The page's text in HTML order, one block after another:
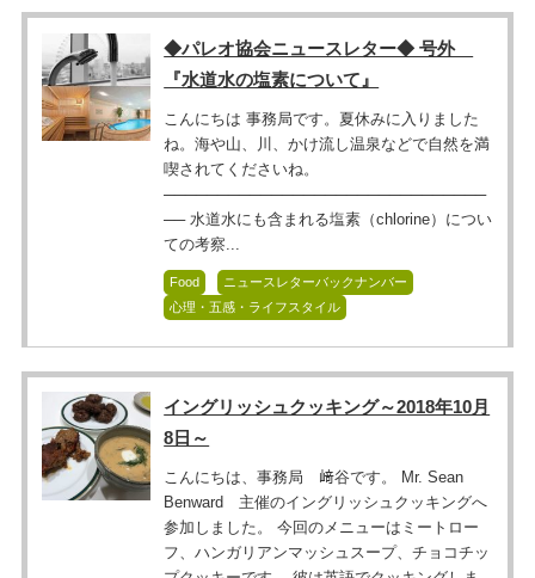
◆パレオ協会ニュースレター◆ 号外
『水道水の塩素について』
こんにちは 事務局です。夏休みに入りました
ね。海や山、川、かけ流し温泉などで自然を満
喫されてくださいね。
──────────────────────────────
── 水道水にも含まれる塩素（chlorine）につい
ての考察...
Food
ニュースレターバックナンバー
心理・五感・ライフスタイル
イングリッシュクッキング～2018年10月
8日～
こんにちは、事務局 﨑谷です。 Mr. Sean
Benward 主催のイングリッシュクッキングへ
参加しました。 今回のメニューはミートロー
フ、ハンガリアンマッシュスープ、チョコチッ